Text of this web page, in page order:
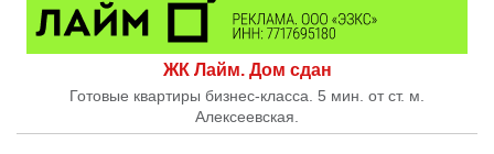
ЖК Лайм. Дом сдан
Готовые квартиры бизнес-класса. 5 мин. от ст. м.
Алексеевская.